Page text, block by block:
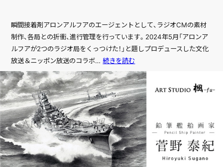
COMPANY
会社情報
WORKS
制作事例
NEWS
お知らせ
RECRUIT
採用情報
瞬間接着剤アロンアルフアのエージェントとして、ラジオCMの素材
制作、各局との折衝、進行管理を行っています。2024年5月「アロンア
ルフアが2つのラジオ局をくっつけた！」と題しプロデュースした文化
放送＆ニッポン放送のコラボ…続きを読む
亞
合
成
株
式
会
社